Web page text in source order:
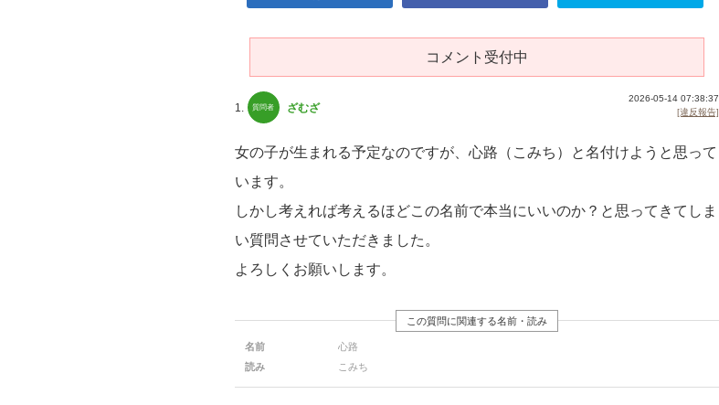
コメント受付中
1. ざむざ
2026-05-14 07:38:37
[違反報告]
女の子が生まれる予定なのですが、心路（こみち）と名付けようと思って
います。
しかし考えれば考えるほどこの名前で本当にいいのか？と思ってきてしま
い質問させていただきました。
よろしくお願いします。
この質問に関連する名前・読み
名前
心路
読み
こみち